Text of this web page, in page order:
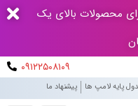
محصولات بالای یک
۰۹۱۲۲۵۰۸۱۰۹
پایه لامپ ها پیشنهاد ما